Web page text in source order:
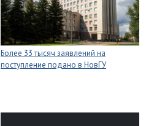
Более 33 тысяч заявлений на
поступление подано в НовГУ